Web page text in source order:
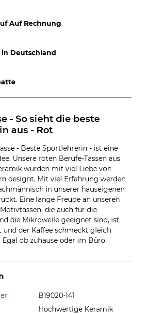
Auf Rechnung
Deutschland
- So sieht die beste
aus - Rot
- Beste Sportlehrerin - ist eine
Unsere roten Berufe-Tassen aus
wurden mit viel Liebe von
designt. Mit viel Erfahrung werden
in unserer hauseigenen
Eine lange Freude an unseren
die auch für die
die Mikrowelle geeignet sind, ist
der Kaffee schmeckt gleich
ob zuhause oder im Büro.
B19020-141
Hochwertige Keramik